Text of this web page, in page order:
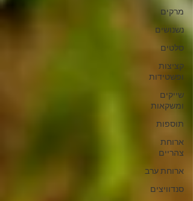
מרקים
נשנושים
סלטים
קציצות
ופשטידות
שייקים
ומשקאות
תוספות
ארוחת
צהריים
ארוחת ערב
סנדוויצים